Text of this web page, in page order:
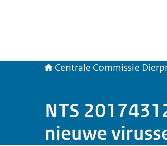
Centrale Commissie
NTS
nieuwe